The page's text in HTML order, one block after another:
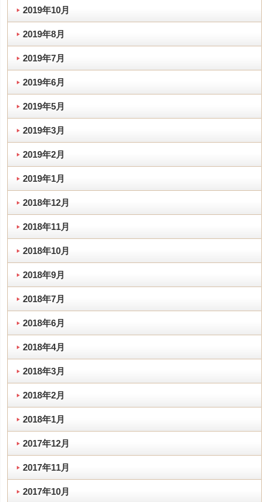
2019年10月
2019年8月
2019年7月
2019年6月
2019年5月
2019年3月
2019年2月
2019年1月
2018年12月
2018年11月
2018年10月
2018年9月
2018年7月
2018年6月
2018年4月
2018年3月
2018年2月
2018年1月
2017年12月
2017年11月
2017年10月